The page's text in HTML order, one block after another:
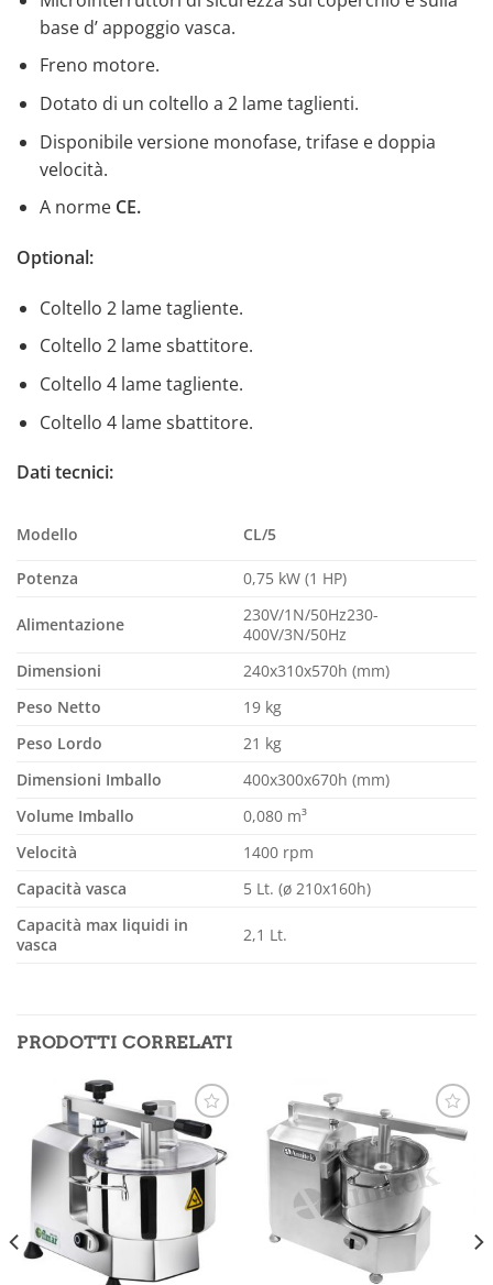
base d’ appoggio vasca.
Freno motore.
Dotato di un coltello a 2 lame taglienti.
Disponibile versione monofase, trifase e doppia
velocità.
A norme CE.
Optional:
Coltello 2 lame tagliente.
Coltello 2 lame sbattitore.
Coltello 4 lame tagliente.
Coltello 4 lame sbattitore.
Dati tecnici:
Modello CL/5
Potenza 0,75 kW (1 HP)
Alimentazione
230V/1N/50Hz230-
400V/3N/50Hz
Dimensioni
240x310x570h (mm)
Peso Netto
19 kg
Peso Lordo
21 kg
Dimensioni Imballo
400x300x670h (mm)
Volume Imballo
0,080 m³
Velocità
1400 rpm
Capacità vasca
5 Lt. (ø 210x160h)
Capacità max liquidi in
vasca
2,1 Lt.
PRODOTTI CORRELATI
Aggiungi
alla lista
dei
desideri
Aggiungi
alla lista
desideri